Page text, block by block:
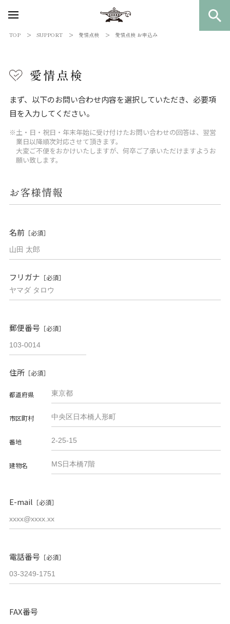
TOP SUPPORT 愛情点検 愛情点検 お申込み
まず、以下のお問い合わせ内容を選択していただき、必要項
目を入力してください。
※土・日・祝日・年末年始に受け付けたお問い合わせの回答は、翌営
業日以降順次対応させて頂きます。
大変ご不便をおかけいたしますが、何卒ご了承いただけますようお
願い致します。
お客様情報
名前［必須］
フリガナ ［必須］
郵便番号 ［必須］
住所［必須］
都道府県
市区町村
番地
建物名
E-mail ［必須］
電話番号 ［必須］
FAX番号